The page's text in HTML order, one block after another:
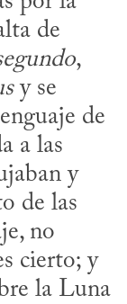
de
,
y se
de
a las
y
de las
no
cierto; y
la Luna